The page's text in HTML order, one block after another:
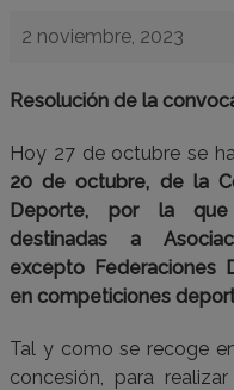
2 noviembre, 2023
Resolución de la
Hoy 27 de octubre se
20 de octubre, de la
Deporte, por la que
destinadas a
excepto Federaciones
en competiciones
Tal y como se recoge
concesión, para